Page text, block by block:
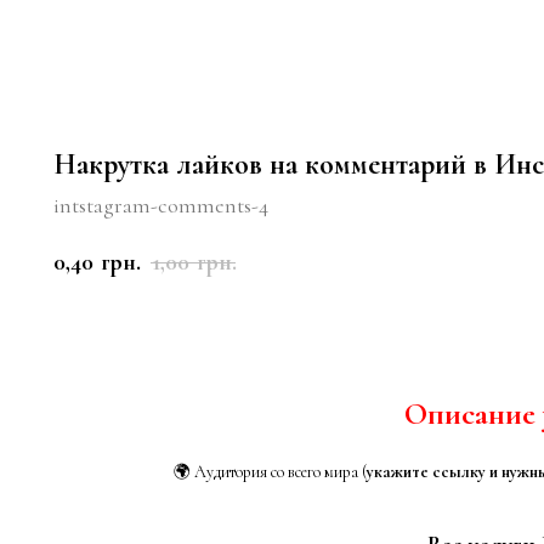
Накрутка лайков на комментарий в
intstagram-comments-4
0,40 грн. 1,00 грн.
Описание
🌍 Аудитория со всего мира (укажите ссылку и